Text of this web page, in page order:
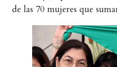
de las 70 mujeres que